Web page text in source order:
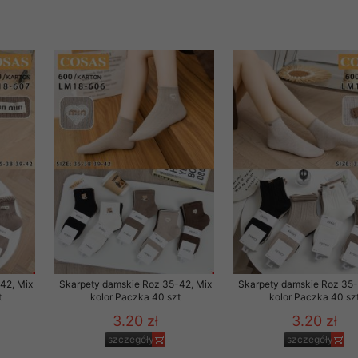
Mix
Skarpety damskie Roz 35-42, Mix
kolor Paczka 40 szt
3.20 zł
szczegóły
Skarpety damskie Roz
kolor Paczka 40
3.20 zł
szczegóły
przez OMEZ
wycofanie zgody nie
oraz usunięcia
zautomatyzowanemu
Twoich
osobowych.